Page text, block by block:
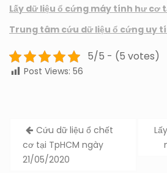
Lấy dữ liệu ổ cứng máy tính hư cơ
Trung tâm cứu dữ liệu ổ cứng uy
5/5 - (5 votes)
Post Views: 56
Post
navigation
Cứu dữ liệu ổ chết
cơ tại TpHCM ngày
21/05/2020